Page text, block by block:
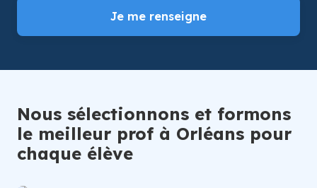
Je me renseigne
Nous sélectionnons et formons
le meilleur prof à Orléans pour
chaque élève